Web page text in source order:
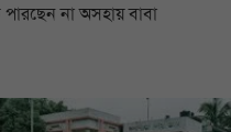
পারছেন না অসহায় বাবা